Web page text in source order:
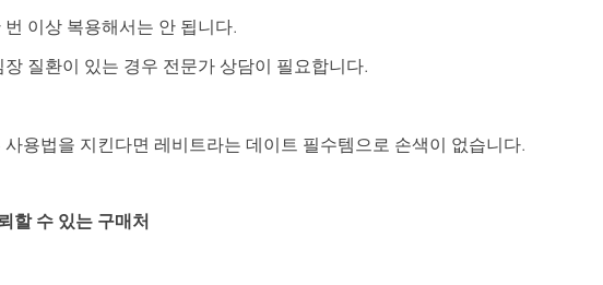
번 이상 복용해서는 안 됩니다.
장 질환이 있는 경우 전문가 상담이 필요합니다.
사용법을 지킨다면 레비트라는 데이트 필수템으로 손색이 없습니다.
할 수 있는 구매처